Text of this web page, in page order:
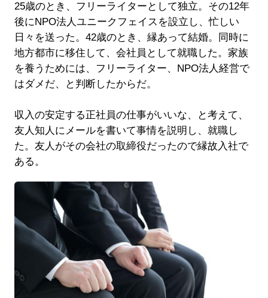
25歳のとき、フリーライターとして独立。その12年
後にNPO法人ユニークフェイスを設立し、忙しい
日々を送った。42歳のとき、縁あって結婚。同時に
地方都市に移住して、会社員として就職した。家族
を養うためには、フリーライター、NPO法人経営で
はダメだ、と判断したからだ。
収入の安定する正社員の仕事がいいな、と考えて、
友人知人にメールを書いて事情を説明し、就職し
た。友人がその会社の取締役だったので縁故入社で
ある。